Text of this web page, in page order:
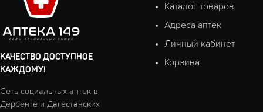
КАЧЕСТВО ДОСТУПНОЕ
КАЖДОМУ!
Сеть социальных аптек в
Дербенте и Дагестанских
Каталог товаров
Адреса аптек
Личный кабинет
Корзина